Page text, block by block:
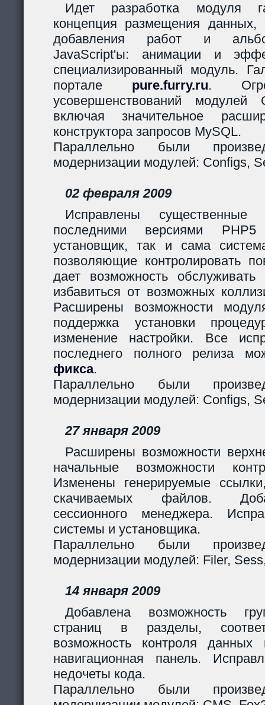
Идет разработка модуля
концепция размещения данных,
добавления работ и
JavaScript'ы: анимации и
специализированный модуль.
портале pure.furry.ru.
усовершенствований
включая значительное
конструктора запросов MySQL.
Параллельно были
модернизации модулей: Configs,
02 февраля 2009
Исправлены существенные
последними версиями
установщик, так и сама
позволяющие контролировать
дает возможность
избавиться от возможных
Расширены возможности
поддержка установки
изменение настройки. Все
последнего полного релиза
фикса.
Параллельно были
модернизации модулей: Configs,
27 января 2009
Расширены возможности
начальные возможности
Изменены генерируемые
скачиваемых файлов.
сессионного менеджера.
системы и установщика.
Параллельно были
модернизации модулей: Filer,
14 января 2009
Добавлена возможность
страниц в разделы,
возможность контроля
навигационная панель.
недочеты кода.
Параллельно были